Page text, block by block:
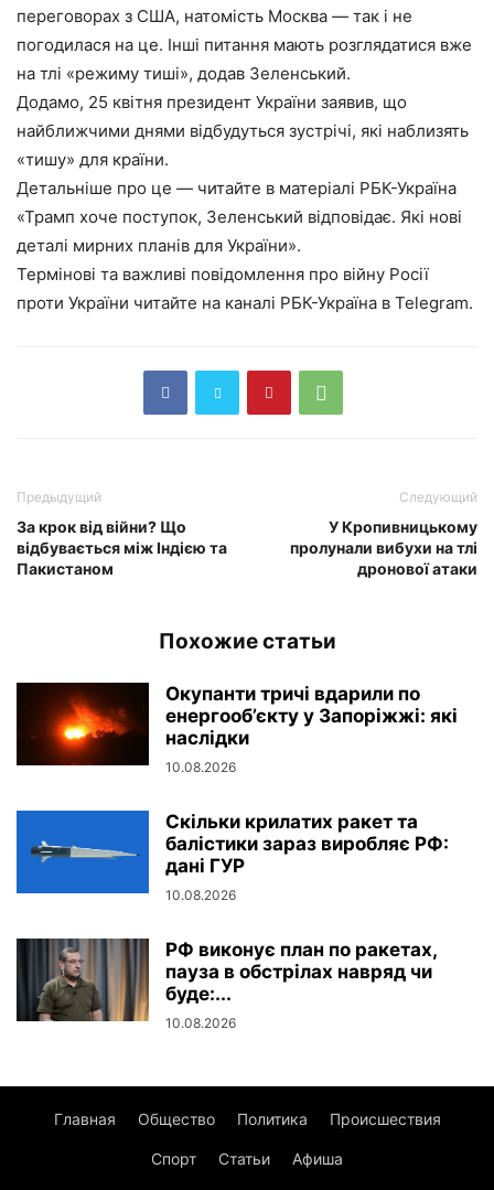
переговорах з США, натомість Москва — так і не
погодилася на це. Інші питання мають розглядатися вже
на тлі «режиму тиші», додав Зеленський.
Додамо, 25 квітня президент України заявив, що
найближчими днями відбудуться зустрічі, які наблизять
«тишу» для країни.
Детальніше про це — читайте в матеріалі РБК-Україна
«Трамп хоче поступок, Зеленський відповідає. Які нові
деталі мирних планів для України».
Термінові та важливі повідомлення про війну Росії
проти України читайте на каналі РБК-Україна в Telegram.
Предыдущий
За крок від війни? Що
відбувається між Індією та
Пакистаном
Следующий
У Кропивницькому
пролунали вибухи на тлі
дронової атаки
Похожие статьи
Окупанти тричі вдарили по
енергооб’єкту у Запоріжжі: які
наслідки
10.08.2026
Скільки крилатих ракет та
балістики зараз виробляє РФ:
дані ГУР
10.08.2026
РФ виконує план по ракетах,
пауза в обстрілах навряд чи
буде:...
10.08.2026
Главная Общество Политика Происшествия
Спорт Статьи Афиша